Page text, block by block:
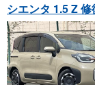
シエンタ 1.5 Z 修